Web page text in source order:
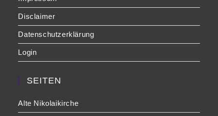
Disclaimer
Datenschutzerklärung
Login
SEITEN
Alte Nikolaikirche